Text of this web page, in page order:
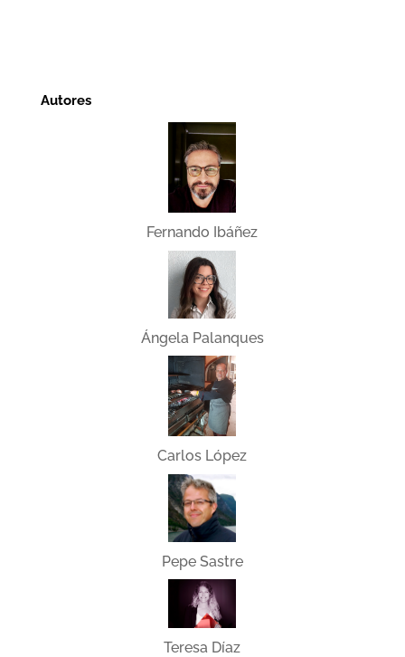
Autores
Fernando Ibáñez
Ángela Palanques
Carlos López
Pepe Sastre
Teresa Díaz